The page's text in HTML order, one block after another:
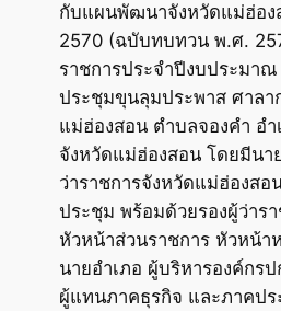
กับแผนพัฒนาจังหวัดแม่ฮ่อง
2570 (ฉบับทบทวน พ.ศ.
ราชการประจำปีงบประมา
ประชุมขุนลุมประพาส ศาลา
แม่ฮ่องสอน ตำบลจองคำ อำ
จังหวัดแม่ฮ่องสอน โดยมีนา
ว่าราชการจังหวัดแม่ฮ่องสอ
ประชุม พร้อมด้วยรองผู้ว่าร
หัวหน้าส่วนราชการ หัวหน้า
นายอำเภอ ผู้บริหารองค์กร
ผู้แทนภาคธุรกิจ และภาคปร